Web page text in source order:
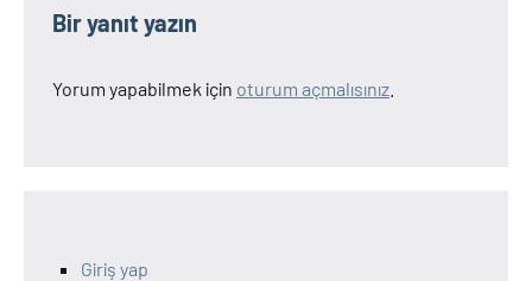
Bir yanıt yazın
Yorum yapabilmek için oturum açmalısınız
Giriş yap